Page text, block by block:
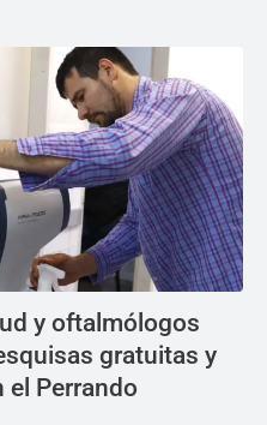
y oftalmólogos
gratuitas y
el Perrando